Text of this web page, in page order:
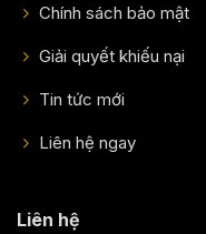
Chính sách bảo mật
Giải quyết khiếu nại
Tin tức mới
Liên hệ ngay
Liên hệ